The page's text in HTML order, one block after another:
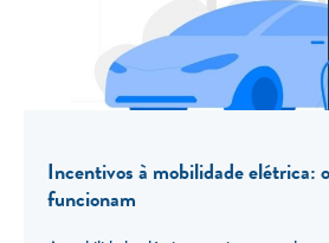
Incentivos à mobilidade elétrica:
funcionam